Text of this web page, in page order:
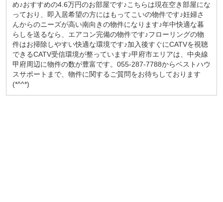
め♪おすすめの4.6万円のお部屋です♪こちらは現在空き部屋にな
っており、即入居希望の方にはもってこいの物件です♪妊婦さ
んからのニーズが高い南向きの物件になります♪年中快適な暮
らしを送るなら、エアコン完備の物件です♪フローリングの物
件はお掃除しやすい快適な環境です♪加入後すぐにCATVを視聴
できるCATV受信環境が整っています♪甲府市エリアは、中央線
甲府周辺に物件の数が豊富です。055-287-7788からベストハウ
スサポートまで、物件に関するご質問をお待ちしております
(*^^*)